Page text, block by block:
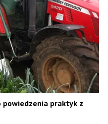
powiedzenia praktyk z